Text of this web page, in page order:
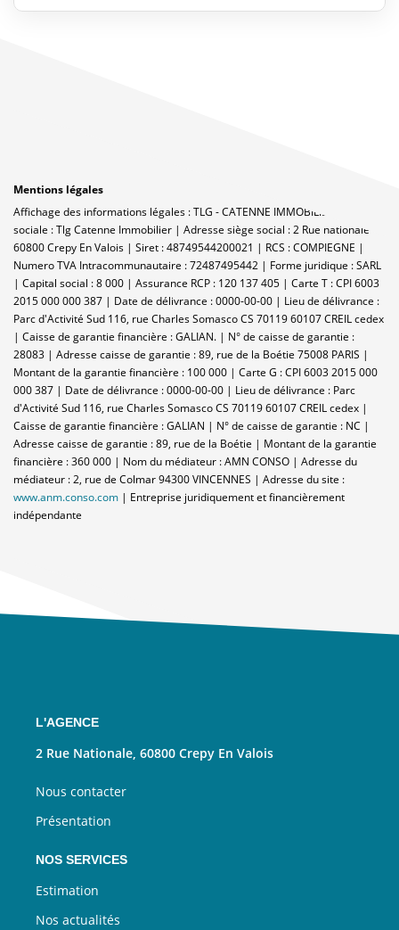
Mentions légales
Affichage des informations légales : TLG - CATENNE IMMOBILIER | Raison
sociale : Tlg Catenne Immobilier | Adresse siège social : 2 Rue nationale -
60800 Crepy En Valois | Siret : 48749544200021 | RCS : COMPIEGNE |
Numero TVA Intracommunautaire : 72487495442 | Forme juridique : SARL
| Capital social : 8 000 | Assurance RCP : 120 137 405 | Carte T : CPI 6003
2015 000 000 387 | Date de délivrance : 0000-00-00 | Lieu de délivrance :
Parc d'Activité Sud 116, rue Charles Somasco CS 70119 60107 CREIL cedex
| Caisse de garantie financière : GALIAN. | N° de caisse de garantie :
28083 | Adresse caisse de garantie : 89, rue de la Boétie 75008 PARIS |
Montant de la garantie financière : 100 000 | Carte G : CPI 6003 2015 000
000 387 | Date de délivrance : 0000-00-00 | Lieu de délivrance : Parc
d'Activité Sud 116, rue Charles Somasco CS 70119 60107 CREIL cedex |
Caisse de garantie financière : GALIAN | N° de caisse de garantie : NC |
Adresse caisse de garantie : 89, rue de la Boétie | Montant de la garantie
financière : 360 000 | Nom du médiateur : AMN CONSO | Adresse du
médiateur : 2, rue de Colmar 94300 VINCENNES | Adresse du site :
www.anm.conso.com | Entreprise juridiquement et financièrement
indépendante
L'AGENCE
2 Rue Nationale, 60800 Crepy En Valois
Nous contacter
Présentation
NOS SERVICES
Estimation
Nos actualités